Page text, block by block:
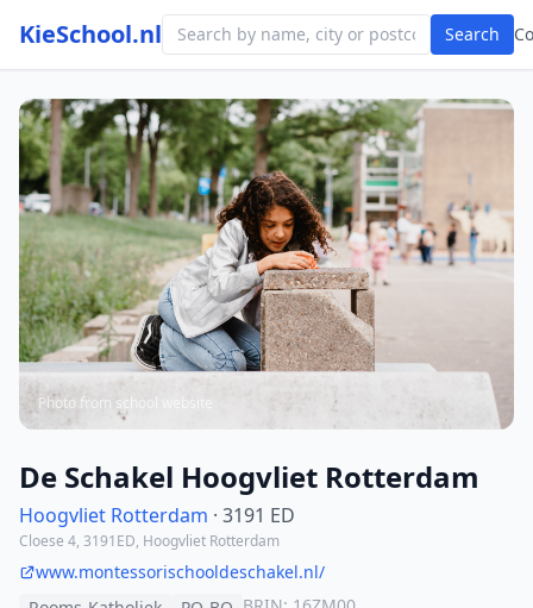
KieSchool.nl Search
Photo from school website
De Schakel Hoogvliet Rotterdam
Hoogvliet Rotterdam · 3191 ED
Cloese 4, 3191ED, Hoogvliet Rotterdam
www.montessorischooldeschakel.nl/